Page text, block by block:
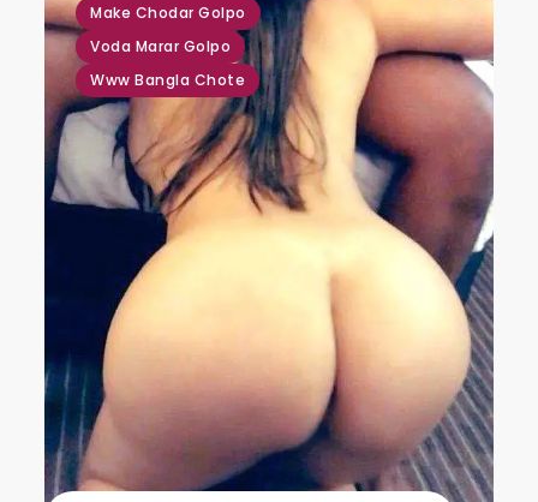
Make Chodar Golpo
Voda Marar Golpo
Www Bangla Chote